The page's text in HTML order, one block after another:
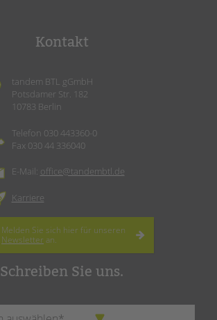
Kontakt
tandem BTL gGmbH
Potsdamer Str. 182
10783 Berlin
Telefon 030 443360-0
Fax 030 44 336040
E-Mail: office@tandembtl.de
Karriere
Melden Sie sich hier für unseren
Newsletter an.
Schreiben Sie uns.